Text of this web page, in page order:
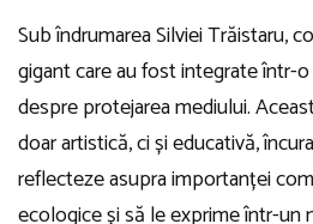
Sub îndrumarea Silviei Trăistaru,
gigant care au fost integrate într-
despre protejarea mediului.
doar artistică, ci și educativă,
reflecteze asupra importanței
ecologice și să le exprime într-un